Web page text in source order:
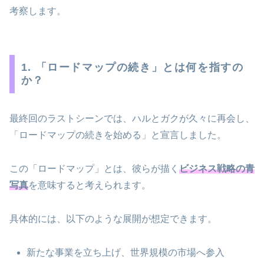
考察します。
1. 「ロードマップの続き」とは何を指すの
か？
最終回のラストシーンでは、ハルとガクが久々に再会し、
「ロードマップの続きを始める」と宣言しました。
この「ロードマップ」とは、彼らが描く ビジネス戦略の青
写真を意味すると考えられます。
具体的には、以下のような展開が想定できます。
新たな事業を立ち上げ、世界規模の市場へ参入